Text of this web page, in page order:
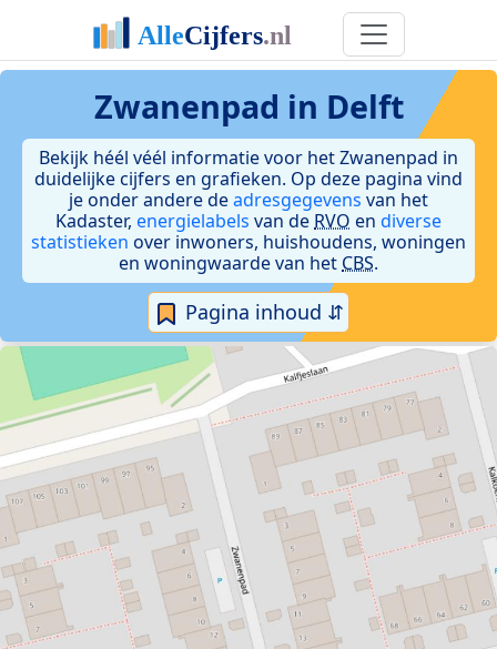
Zwanenpad in Delft
Bekijk héél véél informatie voor het Zwanenpad in
duidelijke cijfers en grafieken. Op deze pagina vind
je onder andere deadresgegevens van het
Kadaster, energielabels van de RVO en diverse
statistieken over inwoners, huishoudens, woningen
en woningwaarde van het CBS.
Pagina inhoud ⇵